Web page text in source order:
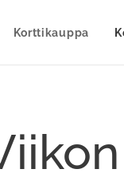
Korttikauppa